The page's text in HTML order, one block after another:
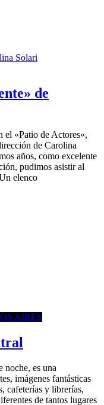
de
el «Patio de Actores«,
de Carolina
años, como excelente
pudimos asistir al
elenco
AIRES
noche, es una
imágenes fantásticas
cafeterías y librerías,
de tantos lugares